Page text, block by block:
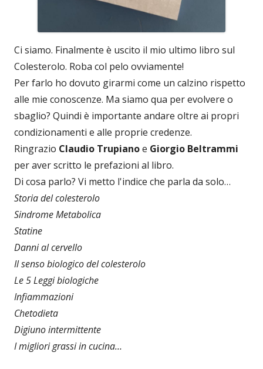
Ci siamo. Finalmente è uscito il mio ultimo libro sul
Colesterolo. Roba col pelo ovviamente!
Per farlo ho dovuto girarmi come un calzino rispetto
alle mie conoscenze. Ma siamo qua per evolvere o
sbaglio? Quindi è importante andare oltre ai propri
condizionamenti e alle proprie credenze.
Ringrazio Claudio Trupianoe Giorgio Beltrammi
per aver scritto le prefazioni al libro.
Di cosa parlo? Vi metto l'indice che parla da solo…
Storia del colesterolo
Sindrome Metabolica
Statine
Danni al cervello
Il senso biologico del colesterolo
Le 5 Leggi biologiche
Infiammazioni
Chetodieta
Digiuno intermittente
I migliori grassi in cucina…